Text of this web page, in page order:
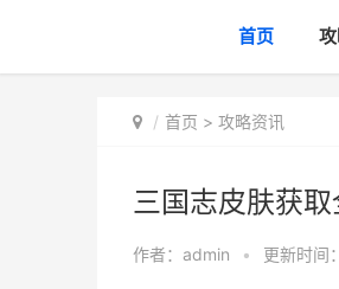
首页
首页 > 攻略资讯
三国志皮肤获
作者： admin • 更新时间